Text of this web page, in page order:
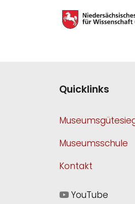
Quicklinks
Museumsschule
Kontakt
YouTube